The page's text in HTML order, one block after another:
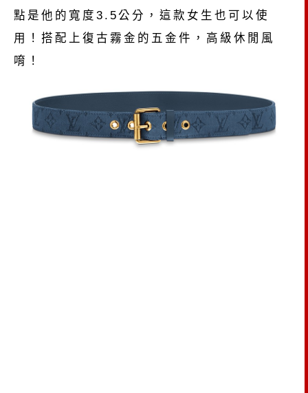
點是他的寬度3.5公分，這款女生也可以使
用！搭配上復古霧金的五金件，高級休閒風
唷！